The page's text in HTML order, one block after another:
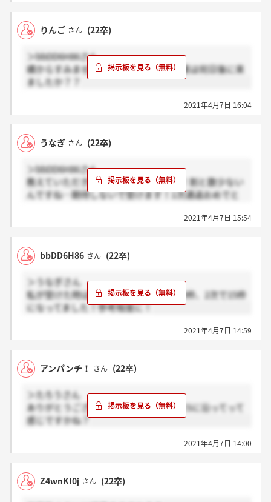
りんご さん (22卒)
＞bbDD6H86さん
横からすみません、一次受けてから結果は何日後に来
ましたか？？
2021年4月7日 16:04
うなぎ さん (22卒)
＞bbDD6H86さん
教えていただきありがとうございます！割と数少ない
んですね…期待しないで受けます！1次通過おめでと
2021年4月7日 15:54
bbDD6H86 さん (22卒)
＞うなぎさん
私が受けた時は予約できる枠が1次に50枠、2次で15枠
になってました！参考程度に！
2021年4月7日 14:59
アンパンチ！ さん (22卒)
＞たろうさん
ありがとうございます！ガクチカとかESに沿ってって
感じですかね？
2021年4月7日 14:00
Z4wnKI0j さん (22卒)